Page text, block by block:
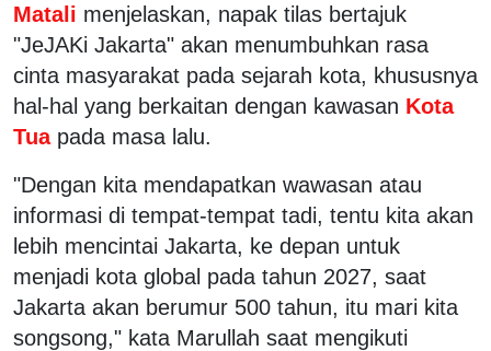
Matali menjelaskan, napak tilas bertajuk
"JeJAKi Jakarta" akan menumbuhkan rasa
cinta masyarakat pada sejarah kota, khususnya
hal-hal yang berkaitan dengan kawasan Kota
Tua pada masa lalu.
"Dengan kita mendapatkan wawasan atau
informasi di tempat-tempat tadi, tentu kita akan
lebih mencintai Jakarta, ke depan untuk
menjadi kota global pada tahun 2027, saat
Jakarta akan berumur 500 tahun, itu mari kita
songsong," kata Marullah saat mengikuti